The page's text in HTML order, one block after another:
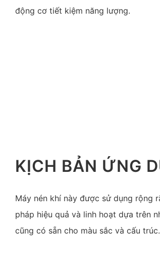
động cơ tiết kiệm năng lượng.
KỊCH BẢN ỨNG
Máy nén khí này được sử dụng rộng
pháp hiệu quả và linh hoạt dựa trên
cũng có sẵn cho màu sắc và cấu trúc.